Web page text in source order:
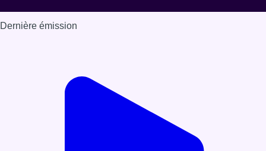
Dernière émission